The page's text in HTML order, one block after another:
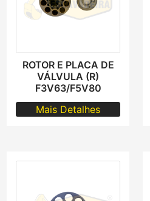
ROTOR E PLACA DE
VÁLVULA (R)
F3V63/F5V80
Mais Detalhes